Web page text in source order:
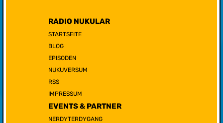
RADIO NUKULAR
STARTSEITE
BLOG
EPISODEN
NUKUVERSUM
RSS
IMPRESSUM
EVENTS & PARTNER
NERDYTERDYGANG